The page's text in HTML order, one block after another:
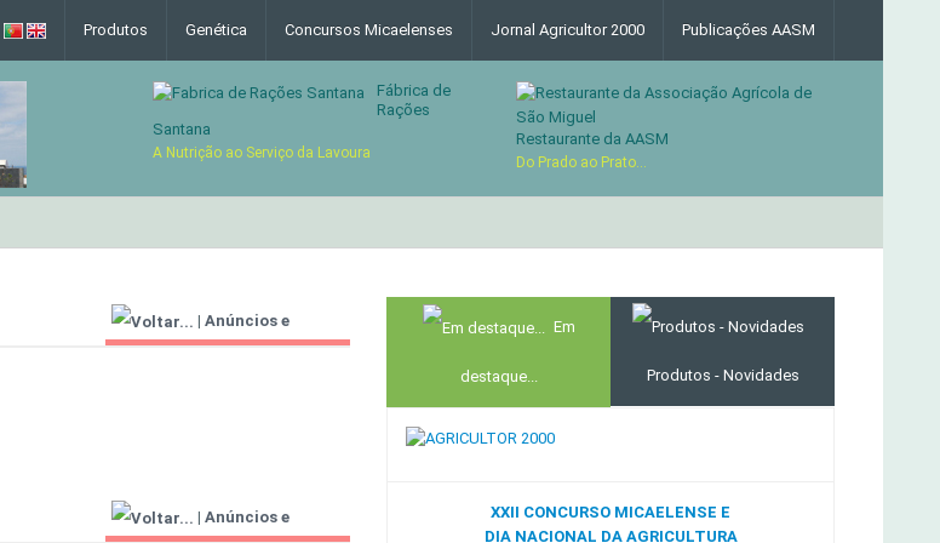
Produtos Genética Concursos Micaelenses Jornal Agricultor 2000 Publicações AASM
Fábrica de
Rações
Santana
A Nutrição ao Serviço da Lavoura
Restaurante da AASM
Do Prado ao Prato...
| Anúncios e
| Anúncios e
Em
destaque... Produtos - Novidades
XXII CONCURSO MICAELENSE E
DIA NACIONAL DA AGRICULTURA